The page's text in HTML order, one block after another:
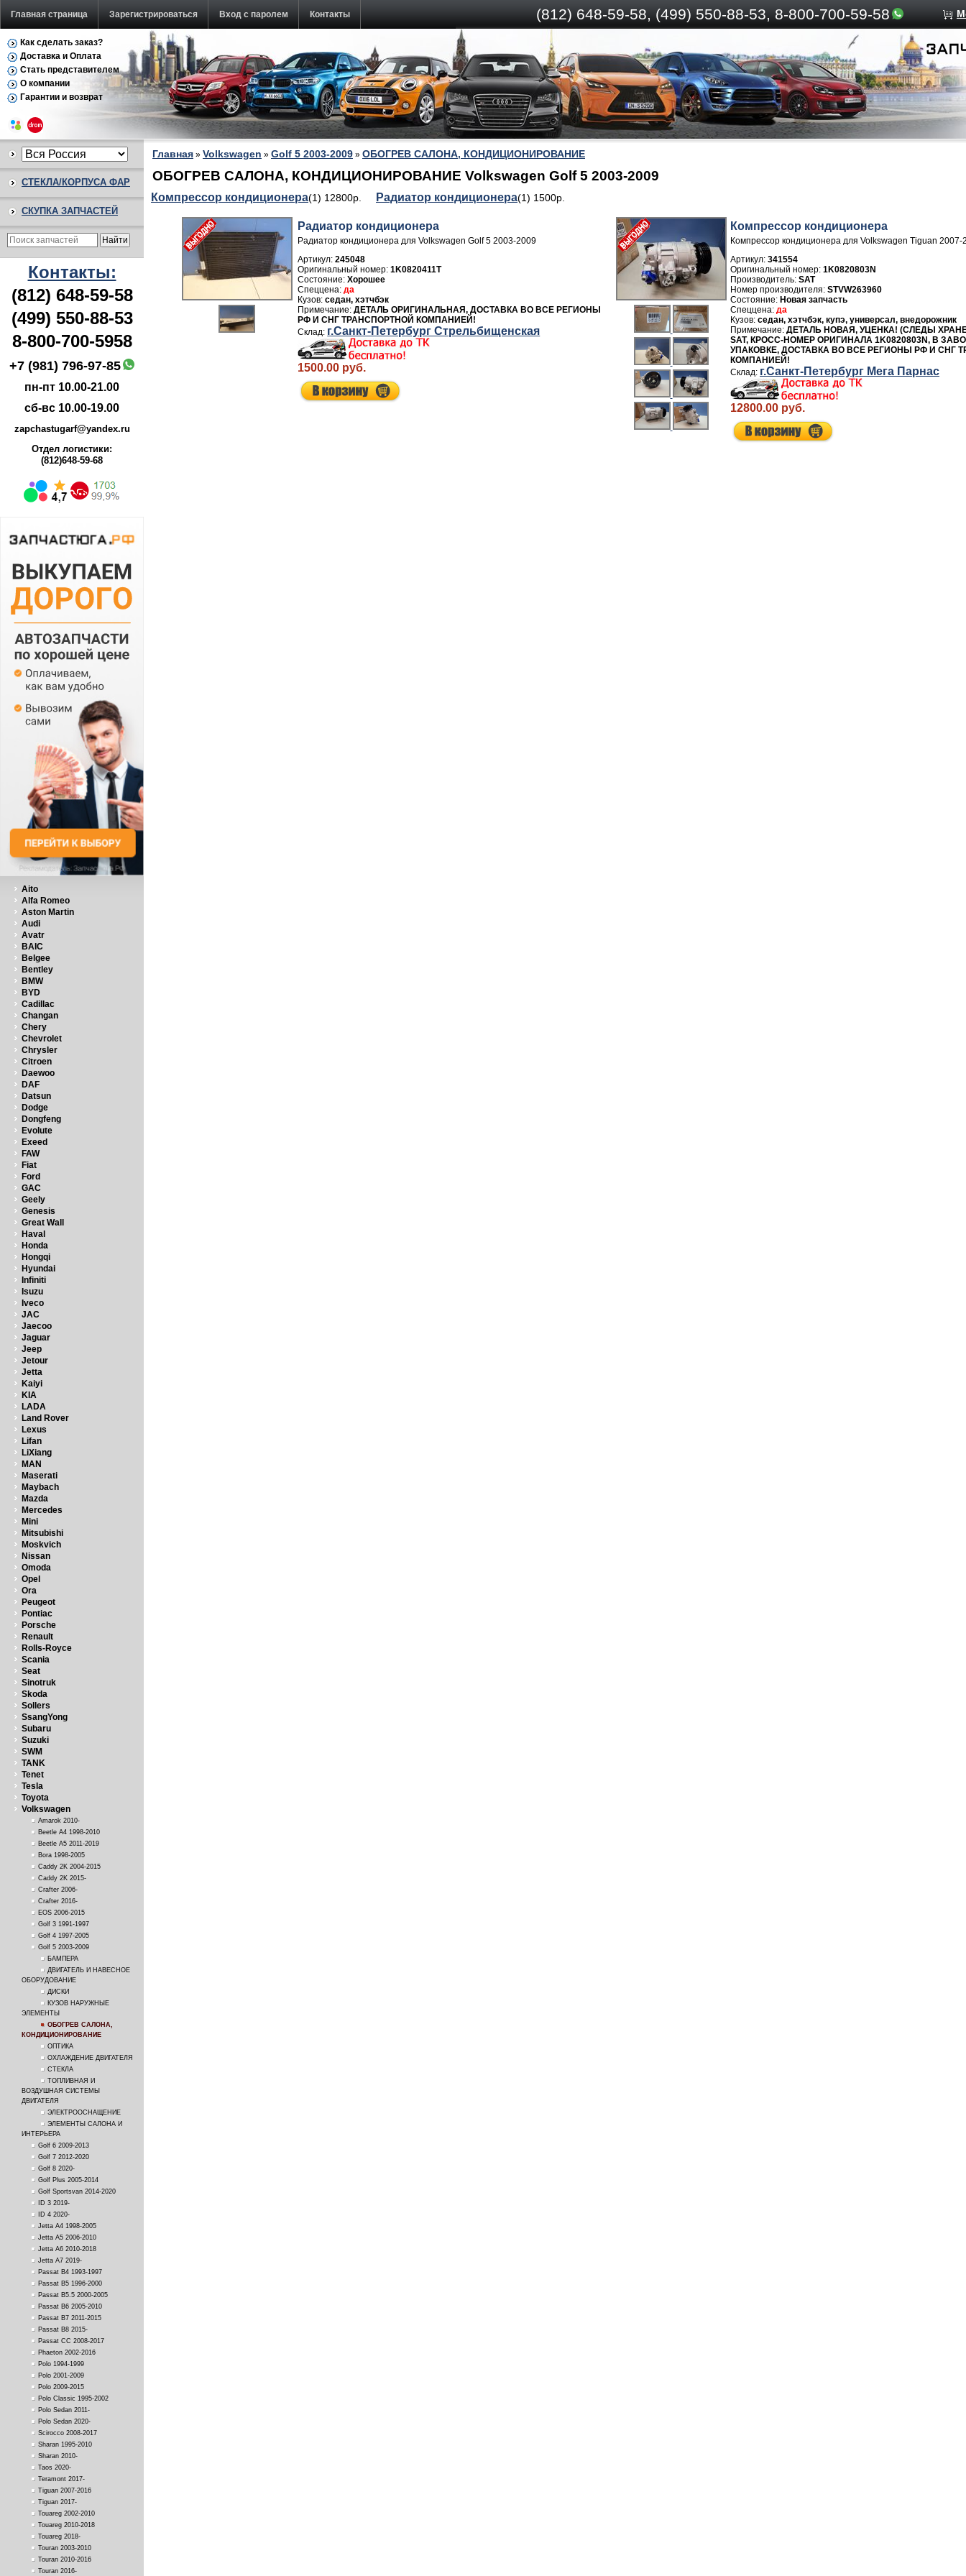
Главная страница Зарегистрироваться Вход с паролем Контакты (812) 648-59-58, (499) 550-88-53, 8-800-700-59-58
Как сделать заказ?
Доставка и Оплата
Стать представителем
О компании
Гарантии и возврат
СТЕКЛА/КОРПУСА ФАР
СКУПКА ЗАПЧАСТЕЙ
Контакты:
(812) 648-59-58
(499) 550-88-53
8-800-700-5958
+7 (981) 796-97-85
пн-пт 10.00-21.00
сб-вс 10.00-19.00
zapchastugarf@yandex.ru
Отдел логистики:
(812)648-59-68
Aito
Alfa Romeo
Aston Martin
Audi
Avatr
BAIC
Belgee
Bentley
BMW
BYD
Cadillac
Changan
Chery
Chevrolet
Chrysler
Citroen
Daewoo
DAF
Datsun
Dodge
Dongfeng
Evolute
Exeed
FAW
Fiat
Ford
GAC
Geely
Genesis
Great Wall
Haval
Honda
Hongqi
Hyundai
Infiniti
Isuzu
Iveco
JAC
Jaecoo
Jaguar
Jeep
Jetour
Jetta
Kaiyi
KIA
LADA
Land Rover
Lexus
Lifan
LiXiang
MAN
Maserati
Maybach
Mazda
Mercedes
Mini
Mitsubishi
Moskvich
Nissan
Omoda
Opel
Ora
Peugeot
Pontiac
Porsche
Renault
Rolls-Royce
Scania
Seat
Sinotruk
Skoda
Sollers
SsangYong
Subaru
Suzuki
SWM
TANK
Tenet
Tesla
Toyota
Volkswagen
Amarok 2010-
Beetle A4 1998-2010
Beetle A5 2011-2019
Bora 1998-2005
Caddy 2K 2004-2015
Caddy 2K 2015-
Crafter 2006-
Crafter 2016-
EOS 2006-2015
Golf 3 1991-1997
Golf 4 1997-2005
Golf 5 2003-2009
БАМПЕРА
ДВИГАТЕЛЬ И НАВЕСНОЕ
ОБОРУДОВАНИЕ
ДИСКИ
КУЗОВ НАРУЖНЫЕ
ЭЛЕМЕНТЫ
ОБОГРЕВ САЛОНА,
КОНДИЦИОНИРОВАНИЕ
ОПТИКА
ОХЛАЖДЕНИЕ ДВИГАТЕЛЯ
СТЕКЛА
ТОПЛИВНАЯ И
ВОЗДУШНАЯ СИСТЕМЫ
ДВИГАТЕЛЯ
ЭЛЕКТРООСНАЩЕНИЕ
ЭЛЕМЕНТЫ САЛОНА И
ИНТЕРЬЕРА
Golf 6 2009-2013
Golf 7 2012-2020
Golf 8 2020-
Golf Plus 2005-2014
Golf Sportsvan 2014-2020
ID 3 2019-
ID 4 2020-
Jetta A4 1998-2005
Jetta A5 2006-2010
Jetta A6 2010-2018
Jetta A7 2019-
Passat B4 1993-1997
Passat B5 1996-2000
Passat B5.5 2000-2005
Passat B6 2005-2010
Passat B7 2011-2015
Passat B8 2015-
Passat CC 2008-2017
Phaeton 2002-2016
Polo 1994-1999
Polo 2001-2009
Polo 2009-2015
Polo Classic 1995-2002
Polo Sedan 2011-
Polo Sedan 2020-
Scirocco 2008-2017
Sharan 1995-2010
Sharan 2010-
Taos 2020-
Teramont 2017-
Tiguan 2007-2016
Tiguan 2017-
Touareg 2002-2010
Touareg 2010-2018
Touareg 2018-
Touran 2003-2010
Touran 2010-2016
Touran 2016-
Главная » Volkswagen » Golf 5 2003-2009 » ОБОГРЕВ САЛОНА, КОНДИЦИОНИРОВАНИЕ
ОБОГРЕВ САЛОНА, КОНДИЦИОНИРОВАНИЕ Volkswagen Golf 5 2003-2009
Компрессор кондиционера(1) 12800р. Радиатор кондиционера(1) 1500р.
Радиатор кондиционера
Радиатор кондиционера для Volkswagen Golf 5 2003-2009
Артикул:245048
1K0820411T
Хорошее
да
седан, хэтчбэк
ДЕТАЛЬ ОРИГИНАЛЬНАЯ, ДОСТАВКА ВО ВСЕ РЕГИОНЫ
РФ И СНГ ТРАНСПОРТНОЙ КОМПАНИЕЙ!
г.Санкт-Петербург Стрельбищенская
1500.00 руб.
Компрессор кондиционера
Компрессор кондиционера для Volkswagen Tiguan 2007-
Артикул: 341554
1K0820803N
Производитель: SAT
Номер производителя: STVW263960
Новая запчасть
да
седан, хэтчбэк, купэ, универсал, внедорожник
ДЕТАЛЬ НОВАЯ, УЦЕНКА! (СЛЕДЫ
SAT, КРОСС-НОМЕР ОРИГИНАЛА 1K0820803N, В
УПАКОВКЕ, ДОСТАВКА ВО ВСЕ РЕГИОНЫ РФ И СНГ
КОМПАНИЕЙ!
г.Санкт-Петербург Мега Парнас
12800.00 руб.